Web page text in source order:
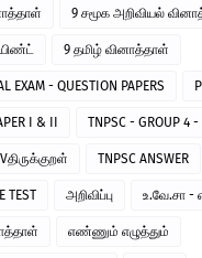
9 சமூக அறிவியல்
9 தமிழ் வினாத்தாள்
EXAM - QUESTION PAPERS
I & II TNPSC - GROUP 4 -
TNPSC ANSWER
TEST அறிவிப்பு உ.வே.சா -
எண்ணும் எழுத்தும்